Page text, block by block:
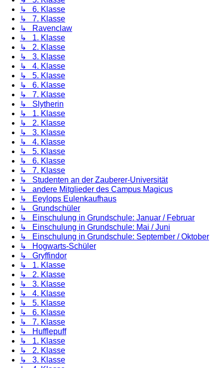
↳ 6. Klasse
↳ 7. Klasse
↳ Ravenclaw
↳ 1. Klasse
↳ 2. Klasse
↳ 3. Klasse
↳ 4. Klasse
↳ 5. Klasse
↳ 6. Klasse
↳ 7. Klasse
↳ Slytherin
↳ 1. Klasse
↳ 2. Klasse
↳ 3. Klasse
↳ 4. Klasse
↳ 5. Klasse
↳ 6. Klasse
↳ 7. Klasse
↳ Studenten an der Zauberer-Universität
↳ andere Mitglieder des Campus Magicus
↳ Eeylops Eulenkaufhaus
↳ Grundschüler
↳ Einschulung in Grundschule: Januar / Februar
↳ Einschulung in Grundschule: Mai / Juni
↳ Einschulung in Grundschule: September / Oktober
↳ Hogwarts-Schüler
↳ Gryffindor
↳ 1. Klasse
↳ 2. Klasse
↳ 3. Klasse
↳ 4. Klasse
↳ 5. Klasse
↳ 6. Klasse
↳ 7. Klasse
↳ Hufflepuff
↳ 1. Klasse
↳ 2. Klasse
↳ 3. Klasse